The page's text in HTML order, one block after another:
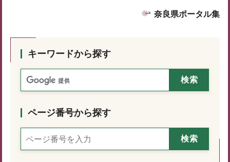
奈良県ポータル集
キーワードから探す
ページ番号から探す